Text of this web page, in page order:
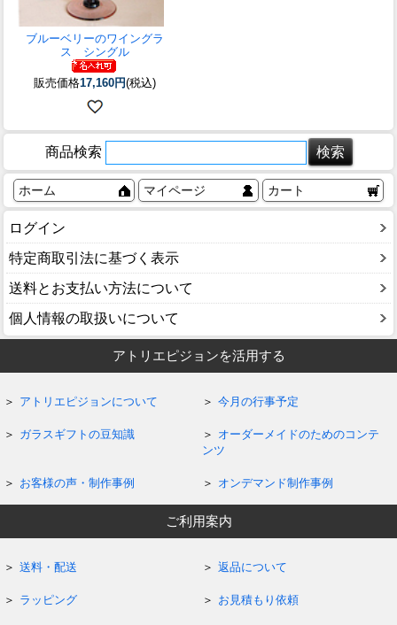
ブルーベリーのワイングラ
ス シングル
販売価格17,160円(税込)
商品検索
ホーム マイページ カート
ログイン
特定商取引法に基づく表示
送料とお支払い方法について
個人情報の取扱いについて
アトリエピジョンを活用する
アトリエピジョンについて 今月の行事予定
ガラスギフトの豆知識
オーダーメイドのためのコンテ
ンツ
お客様の声・制作事例 オンデマンド制作事例
ご利用案内
送料・配送 返品について
ラッピング お見積もり依頼